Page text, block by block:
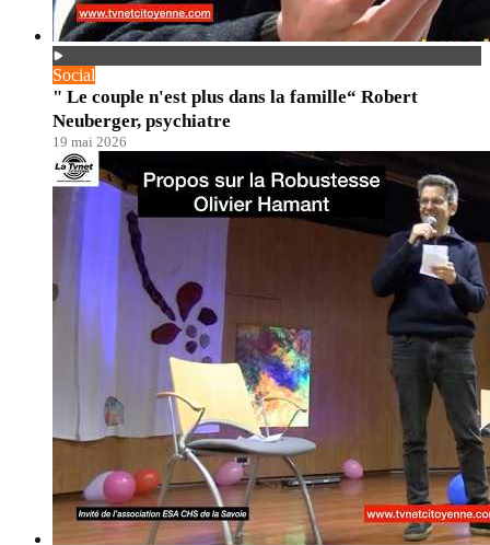
Social
" Le couple n'est plus dans la famille“ Robert
Neuberger, psychiatre
19 mai 2026